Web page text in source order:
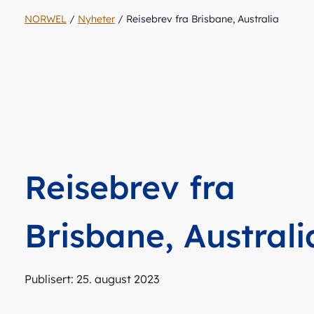
NORWEL / Nyheter / Reisebrev fra Brisbane, Australia
Reisebrev fra
Brisbane,
Publisert: 25. august 2023